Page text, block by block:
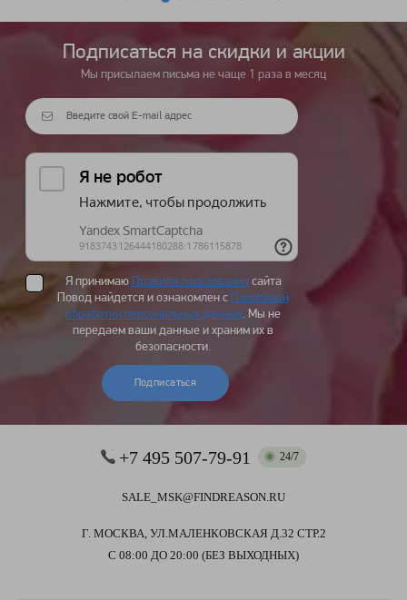
Подписаться на cкидки и акции
Мы присылаем письма не чаще 1 раза в месяц
Я принимаю Правила пользования сайта
Повод найдется и ознакомлен с
Политикой
обработки персональных данных. Мы не
передаем ваши данные и храним их в
безопасности.
Подписаться
+7 495 507-79-91 24/7
SALE_MSK@FINDREASON.RU
Г. МОСКВА, УЛ.МАЛЕНКОВСКАЯ Д.32 СТР.2
С 08:00 ДО 20:00 (БЕЗ ВЫХОДНЫХ)